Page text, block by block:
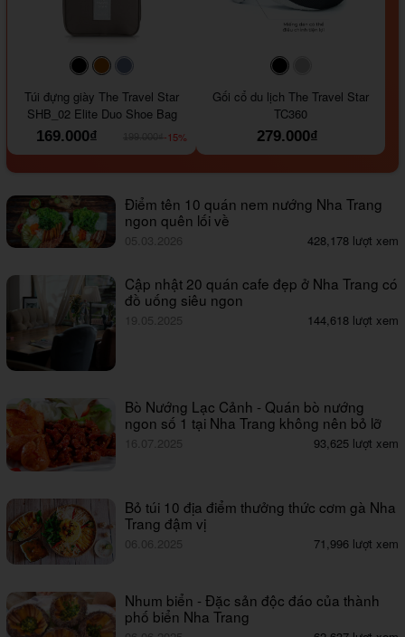
#000000#964B00
Túi đựng giày The Travel Star
SHB_02 Elite Duo Shoe Bag
169.000₫
-15%
Gối cổ du lịch The Travel Star
TC360
279.000₫
Điểm tên 10 quán nem nướng Nha Trang
ngon quên lối về
05.03.2026 428,178 lượt xem
Cập nhật 20 quán cafe đẹp ở Nha Trang có
đồ uống siêu ngon
19.05.2025 144,618 lượt xem
Bò Nướng Lạc Cảnh - Quán bò nướng
ngon số 1 tại Nha Trang không nên bỏ lỡ
16.07.2025 93,625 lượt xem
Bỏ túi 10 địa điểm thưởng thức cơm gà Nha
Trang đậm vị
06.06.2025 71,996 lượt xem
Nhum biển - Đặc sản độc đáo của thành
phố biển Nha Trang